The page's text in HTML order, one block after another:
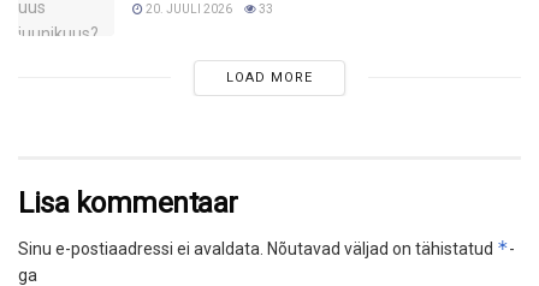
20. JUULI 2026 33
LOAD MORE
Lisa kommentaar
Sinu e-postiaadressi ei avaldata. Nõutavad väljad on tähistatud *-
ga